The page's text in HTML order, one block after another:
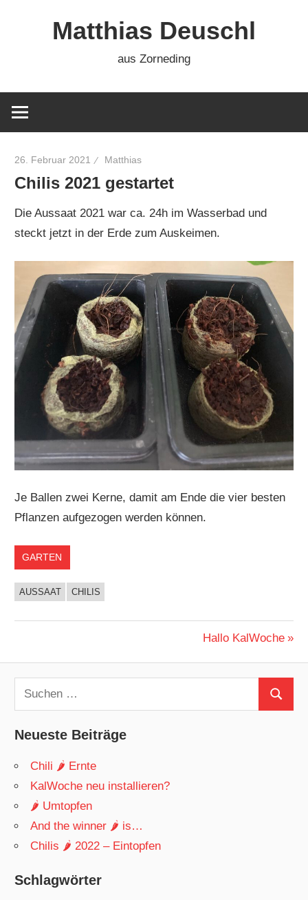
Matthias Deuschl
aus Zorneding
26. Februar 2021 Matthias
Chilis 2021 gestartet
Die Aussaat 2021 war ca. 24h im Wasserbad und
steckt jetzt in der Erde zum Auskeimen.
Je Ballen zwei Kerne, damit am Ende die vier besten
Pflanzen aufgezogen werden können.
GARTEN
AUSSAAT CHILIS
Nächster
Hallo KalWoche
Suchen
nach:
Suchen
Neueste Beiträge
Chili 🌶 Ernte
KalWoche neu installieren?
🌶 Umtopfen
And the winner 🌶 is…
Chilis 🌶 2022 – Eintopfen
Schlagwörter